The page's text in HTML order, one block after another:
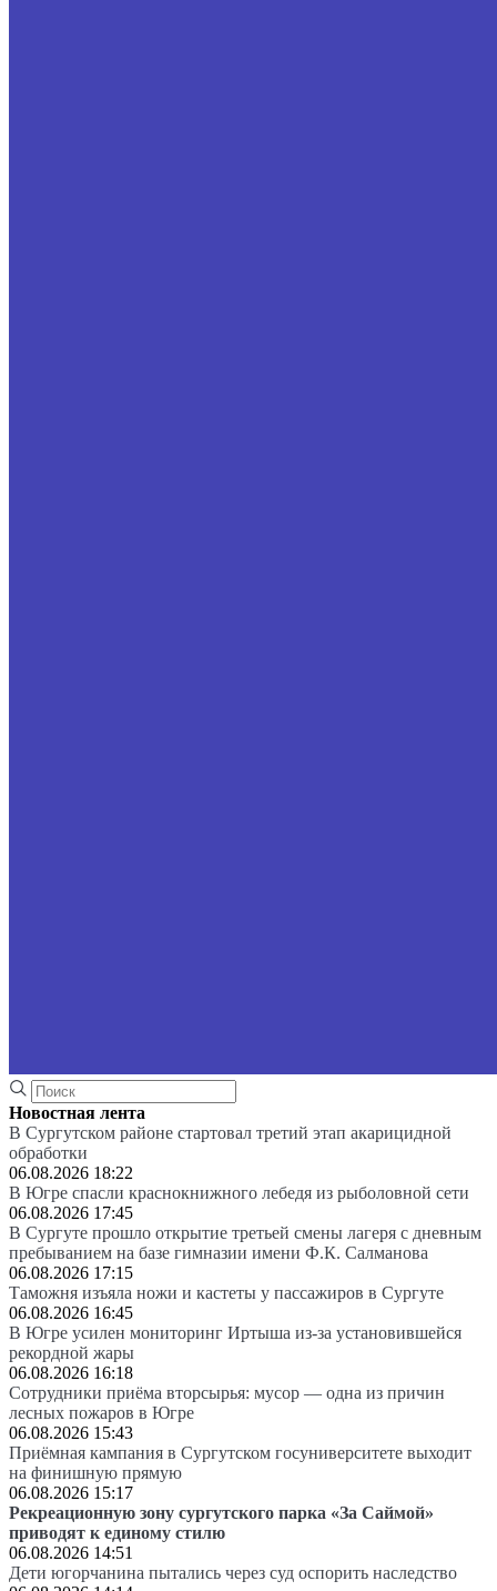
Новостная лента
В Сургутском районе стартовал третий этап акарицидной
обработки
06.08.2026 18:22
В Югре спасли краснокнижного лебедя из рыболовной сети
06.08.2026 17:45
В Сургуте прошло открытие третьей смены лагеря с дневным
пребыванием на базе гимназии имени Ф.К. Салманова
06.08.2026 17:15
Таможня изъяла ножи и кастеты у пассажиров в Сургуте
06.08.2026 16:45
В Югре усилен мониторинг Иртыша из-за установившейся
рекордной жары
06.08.2026 16:18
Сотрудники приёма вторсырья: мусор — одна из причин
лесных пожаров в Югре
06.08.2026 15:43
Приёмная кампания в Сургутском госуниверситете выходит
на финишную прямую
06.08.2026 15:17
Рекреационную зону сургутского парка «За Саймой»
приводят к единому стилю
06.08.2026 14:51
Дети югорчанина пытались через суд оспорить наследство